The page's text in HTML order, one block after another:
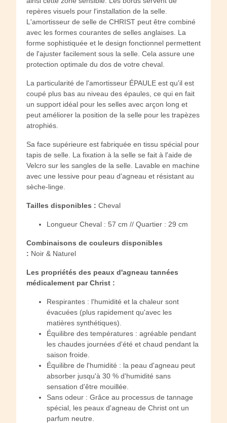
repères visuels pour l'installation de la selle.
L'amortisseur de selle de CHRIST peut être combiné
avec les formes courantes de selles anglaises. La
forme sophistiquée et le design fonctionnel permettent
de l'ajuster facilement sous la selle. Cela assure une
protection optimale du dos de votre cheval.
La particularité de l'amortisseur ÉPAULE est qu'il est
coupé plus bas au niveau des épaules, ce qui en fait
un support idéal pour les selles avec arçon long et
peut améliorer la position de la selle pour les trapèzes
atrophiés.
Sa face supérieure est fabriquée en tissu spécial pour
tapis de selle. La fixation à la selle se fait à l'aide de
Velcro sur les sangles de la selle. Lavable en machine
avec une lessive pour peau d'agneau et résistant au
sèche-linge.
Tailles disponibles : Cheval
Longueur Cheval : 57 cm // Quartier : 29 cm
Combinaisons de couleurs disponibles
: Noir & Naturel
Les propriétés des peaux d'agneau tannées
médicalement par Christ :
Respirantes : l'humidité et la chaleur sont
évacuées (plus rapidement qu'avec les
matières synthétiques).
Équilibre des températures : agréable pendant
les chaudes journées d'été et chaud pendant la
saison froide.
Équilibre de l'humidité : la peau d'agneau peut
absorber jusqu'à 30 % d'humidité sans
sensation d'être mouillée.
Sans odeur : Grâce au processus de tannage
spécial, les peaux d'agneau de Christ ont un
parfum neutre.